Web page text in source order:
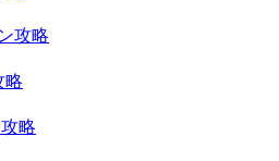
攻略
略
略